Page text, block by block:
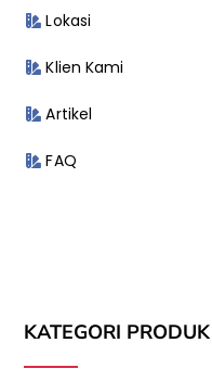
Lokasi
Klien Kami
Artikel
FAQ
KATEGORI PRODUK